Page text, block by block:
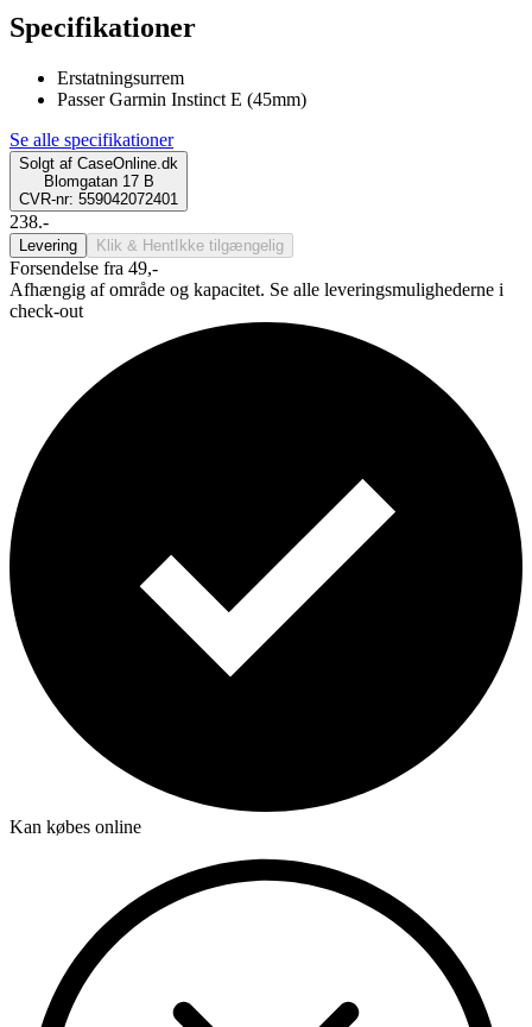
Specifikationer
Erstatningsurrem
Passer Garmin Instinct E (45mm)
Se alle specifikationer
Solgt af CaseOnline.dk
Blomgatan 17 B
CVR-nr: 559042072401
238.-
Levering Klik & Hent Ikke tilgængelig
Forsendelse fra 49,-
Afhængig af område og kapacitet. Se alle leveringsmulighederne i
check-out
Kan købes online